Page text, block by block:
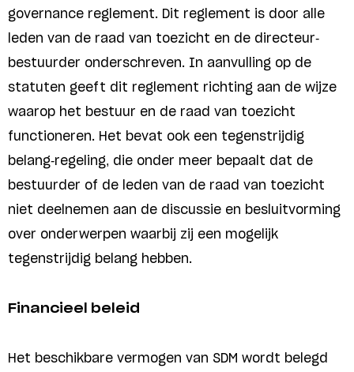
governance reglement. Dit reglement is door alle
leden van de raad van toezicht en de directeur-
bestuurder onderschreven. In aanvulling op de
statuten geeft dit reglement richting aan de wijze
waarop het bestuur en de raad van toezicht
functioneren. Het bevat ook een tegenstrijdig
belang-regeling, die onder meer bepaalt dat de
bestuurder of de leden van de raad van toezicht
niet deelnemen aan de discussie en besluitvorming
over onderwerpen waarbij zij een mogelijk
tegenstrijdig belang hebben.
Financieel beleid
Het beschikbare vermogen van SDM wordt belegd